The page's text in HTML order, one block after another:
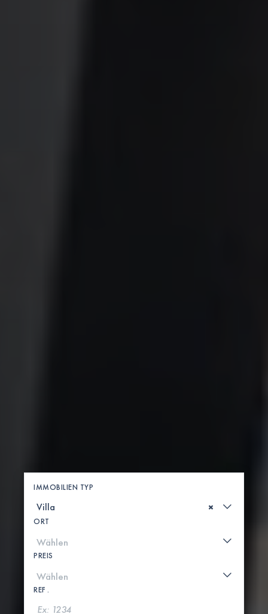
IMMOBILIEN TYP
×
ORT
PREIS
REF .